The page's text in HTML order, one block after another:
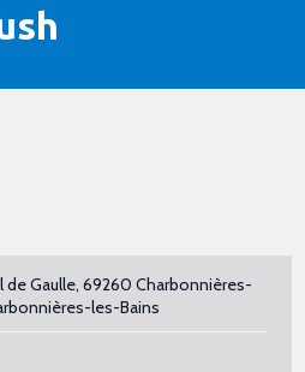
de Gaulle, 69260 Charbonnières-
les-Bains